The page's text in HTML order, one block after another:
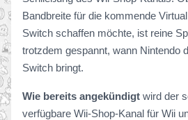
Bandbreite für die kommende
Switch schaffen möchte, ist reine
trotzdem gespannt, wann Nintendo
Switch bringt.
Wie bereits angekündigt wird der
verfügbare Wii-Shop-Kanal für Wii